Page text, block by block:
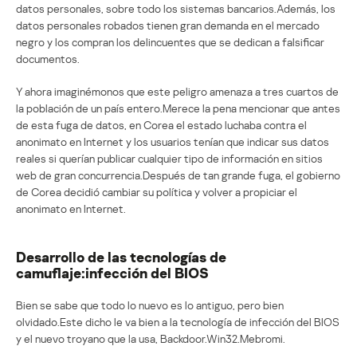
datos personales, sobre todo los sistemas bancarios.Además, los
datos personales robados tienen gran demanda en el mercado
negro y los compran los delincuentes que se dedican a falsificar
documentos.
Y ahora imaginémonos que este peligro amenaza a tres cuartos de
la población de un país entero.Merece la pena mencionar que antes
de esta fuga de datos, en Corea el estado luchaba contra el
anonimato en Internet y los usuarios tenían que indicar sus datos
reales si querían publicar cualquier tipo de información en sitios
web de gran concurrencia.Después de tan grande fuga, el gobierno
de Corea decidió cambiar su política y volver a propiciar el
anonimato en Internet.
Desarrollo de las tecnologías de
camuflaje:infección del BIOS
Bien se sabe que todo lo nuevo es lo antiguo, pero bien
olvidado.Este dicho le va bien a la tecnología de infección del BIOS
y el nuevo troyano que la usa, Backdoor.Win32.Mebromi.